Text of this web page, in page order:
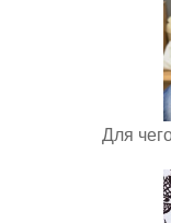
Для